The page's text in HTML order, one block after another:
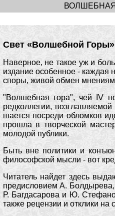
Свет «Волшебной Горы»
Наверное, не такое уж и
издание особенное - каждая
споры, живой обмен
"Волшебная гора", чей IV
редколлегии,
шается посреди обломков
прошла в творческой
молодой публики.
Быть вне политики и
философской мысли - вот
Читатель найдет здесь
предисловием А.
Р. Багдасарова и Ю.
также рецензии и отклики на